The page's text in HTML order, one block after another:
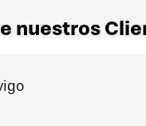
nuestros